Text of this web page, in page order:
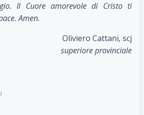
Il Cuore amorevole di Cristo ti
Amen.
Oliviero Cattani, scj
superiore provinciale